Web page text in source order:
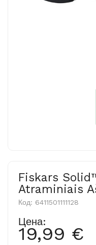
Fiskars
Atraminiais
Код: 6411501111128
Цена:
19,99 €